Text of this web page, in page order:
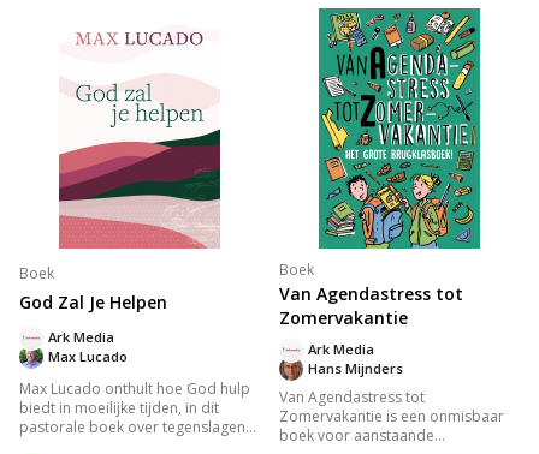
denken over je eigen relaties en de
betekenis van vriendschap in ons
iedereen die de waarde van echte
vriendschap wil begrijpen.
dynamische activiteiten zoals
gekke spellen en video's, en
stimuleert tieners om hun geloof in
het dagelijks leven toe te passen
door middel van eerlijke
gesprekken en momenten van
toewijding.
Boek
God Zal Je Helpen
Max Lucado
Ark Media
Max Lucado onthult hoe God hulp
biedt in moeilijke tijden, in dit
pastorale boek over tegenslagen
Boek
Van Agendastress tot
Zomervakantie
Hans Mijnders
Ark Media
Van Agendastress tot
Zomervakantie is een onmisbaar
boek voor aanstaande